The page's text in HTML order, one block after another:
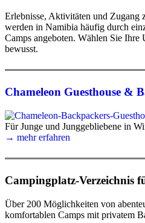
Erlebnisse, Aktivitäten und Zugang
werden in Namibia häufig durch
Camps angeboten. Wählen Sie Ihre
bewusst.
Chameleon Guesthouse &
Für Junge und Junggebliebene in
→ mehr erfahren
Campingplatz-Verzeichnis
Über 200 Möglichkeiten von
komfortablen Camps mit privatem